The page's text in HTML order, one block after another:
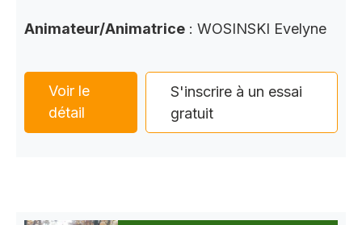
Animateur/Animatrice : WOSINSKI Evelyne
Voir le
détail
S'inscrire à un essai
gratuit